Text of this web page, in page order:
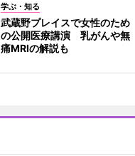
学ぶ・知る
武蔵野プレイスで女性のため
の公開医療講演 乳がんや無
痛MRIの解説も